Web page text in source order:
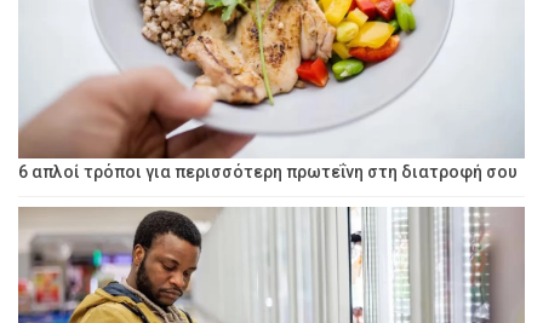
6 απλοί τρόποι για περισσότερη πρωτεΐνη στη διατροφή σου